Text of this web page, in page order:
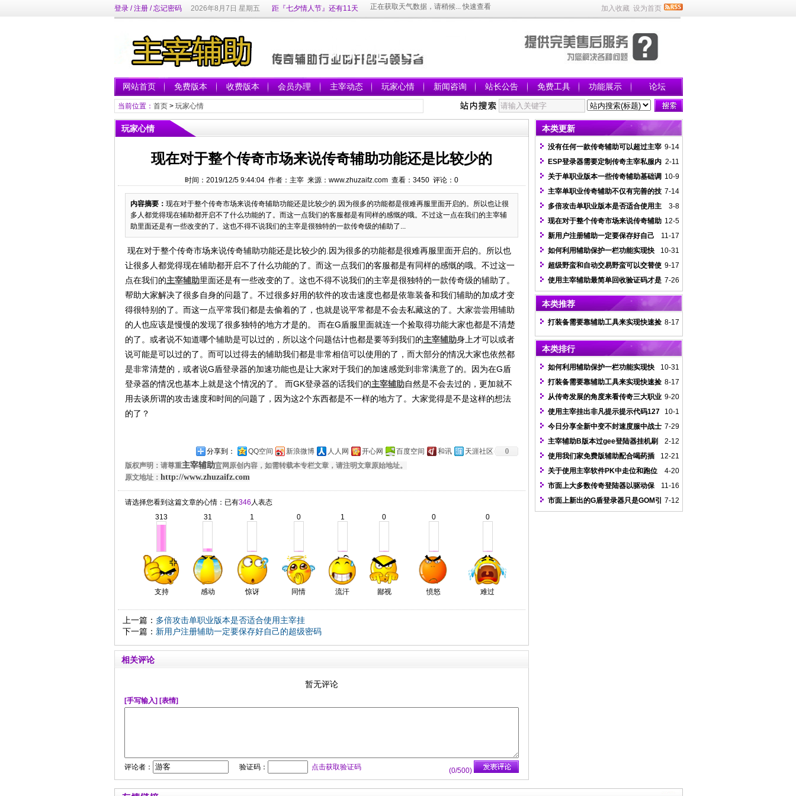
登录/注册/忘记密码 2026年8月7日 星期五 距『七夕情人节』还有11天 加入收藏 设为首页
网站首页 免费版本 收费版本 会员办理 主宰动态 玩家心情 新闻咨询 站长公告 免费工具 功能展示 论坛
当前位置： 首页> 玩家心情
玩家心情
现在对于整个传奇市场来说传奇辅助功能还是比较少的
时间：2019/12/5 9:44:04 作者：主宰 来源：www.zhuzaifz.com 查看： 3450评论： 0
内容摘要： 现在对于整个传奇市场来说传奇辅助功能还是比较少的.因为很多的功能都是很难再服里面开启的。所以也让很
多人都觉得现在辅助都开启不了什么功能的了。而这一点我们的客服都是有同样的感慨的哦。不过这一点在我们的主宰辅
助里面还是有一些改变的了。这也不得不说我们的主宰是很独特的一款传奇级的辅助了...
现在对于整个传奇市场来说传奇辅助功能还是比较少的.因为很多的功能都是很难再服里面开启的。所以也
让很多人都觉得现在辅助都开启不了什么功能的了。而这一点我们的客服都是有同样的感慨的哦。不过这一
点在我们的主宰辅助里面还是有一些改变的了。这也不得不说我们的主宰是很独特的一款传奇级的辅助了。
帮助大家解决了很多自身的问题了。不过很多好用的软件的攻击速度也都是依靠装备和我们辅助的加成才变
得很特别的了。而这一点平常我们都是去偷着的了，也就是说平常都是不会去私藏这的了。大家尝尝用辅助
的人也应该是慢慢的发现了很多独特的地方才是的。 而在G盾服里面就连一个捡取得功能大家也都是不清楚
的了。或者说不知道哪个辅助是可以过的，所以这个问题估计也都是要等到我们的主宰辅助身上才可以或者
说可能是可以过的了。而可以过得去的辅助我们都是非常相信可以使用的了，而大部分的情况大家也依然都
是非常清楚的，或者说G盾登录器的加速功能也是让大家对于我们的加速感觉到非常满意了的。因为在G盾
登录器的情况也基本上就是这个情况的了。 而GK登录器的话我们的主宰辅助自然是不会去过的，更加就不
用去谈所谓的攻击速度和时间的问题了，因为这2个东西都是不一样的地方了。大家觉得是不是这样的想法
的了？
分享到： QQ空间 新浪微博 人人网 开心网 百度空间 和讯 天涯社区
0
版权声明：请尊重主宰辅助官网原创内容，如需转载本专栏文章，请注明文章原始地址。
原文地址： http://www.zhuzaifz.com
请选择您看到这篇文章的心情：已有346 人表态
313
支持
31
感动
1
惊讶
0
同情
1
流汗
0
鄙视
0
愤怒
0
难过
上一篇： 多倍攻击单职业版本是否适合使用主宰挂
下一篇： 新用户注册辅助一定要保存好自己的超级密码
相关评论
暂无评论
[手写输入] [表情]
(0/500)
评论者： 验证码： 点击获取验证码
本类更新
9-14
没有任何一款传奇辅助可以超过主宰
传奇辅助
2-11
ESP登录器需要定制传奇主宰私服内
部辅助才兼容数据
10-9
关于单职业版本一些传奇辅助基础调
法示例
7-14
主宰单职业传奇辅助不仅有完善的技
术而且开发很多新功能
3-8
多倍攻击单职业版本是否适合使用主
宰挂
12-5
现在对于整个传奇市场来说传奇辅助
功能还是比较少的
11-17
新用户注册辅助一定要保存好自己
的超级密码
10-31
如何利用辅助保护一栏功能实现快
速喝药不提示蓝字
9-17
超级野蛮和自动交易野蛮可以交替使
用嘛
7-26
使用主宰辅助最简单回收验证码才是
我们关注的重点
本类推荐
8-17
打装备需要靠辅助工具来实现快速捡
取和自动回收刷元宝功能
本类排行
10-31
如何利用辅助保护一栏功能实现快
速喝药不提示蓝字
8-17
打装备需要靠辅助工具来实现快速捡
取和自动回收刷元宝功能
9-20
从传奇发展的角度来看传奇三大职业
战士无疑是最受欢迎的
10-1
使用主宰挂出非凡提示提示代码127
如何去解决
7-29
今日分享全新中变不封速度服中战士
最犀利的调法
2-12
主宰辅助B版本过gee登陆器挂机刷
元宝教学视频
12-21
使用我们家免费版辅助配合喝药插
件可以达到零血不死效果
4-20
关于使用主宰软件PK中走位和跑位
刺杀的区别和注意事项
11-16
市面上大多数传奇登陆器以驱动保
护为封挂手段
7-12
市面上新出的G盾登录器只是GOM引